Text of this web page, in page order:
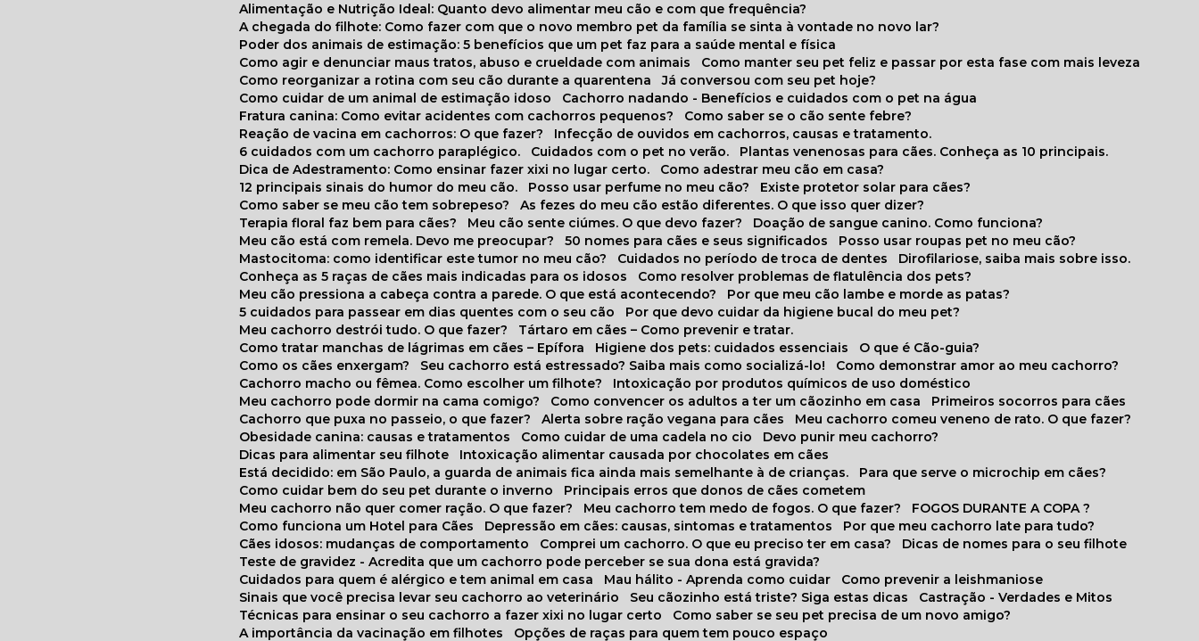
Alimentação e Nutrição Ideal: Quanto devo alimentar meu cão e com que frequência?
A chegada do filhote: Como fazer com que o novo membro pet da família se sinta à vontade no novo lar?
Poder dos animais de estimação: 5 benefícios que um pet faz para a saúde mental e física
Como agir e denunciar maus tratos, abuso e crueldade com animais
Como manter seu pet feliz e passar por esta fase com mais leveza
Como reorganizar a rotina com seu cão durante a quarentena
Já conversou com seu pet hoje?
Como cuidar de um animal de estimação idoso
Cachorro nadando - Benefícios e cuidados com o pet na água
Fratura canina: Como evitar acidentes com cachorros pequenos?
Como saber se o cão sente febre?
Reação de vacina em cachorros: O que fazer?
Infecção de ouvidos em cachorros, causas e tratamento.
6 cuidados com um cachorro paraplégico.
Cuidados com o pet no verão.
Plantas venenosas para cães. Conheça as 10 principais.
Dica de Adestramento: Como ensinar fazer xixi no lugar certo.
Como adestrar meu cão em casa?
12 principais sinais do humor do meu cão.
Posso usar perfume no meu cão?
Existe protetor solar para cães?
Como saber se meu cão tem sobrepeso?
As fezes do meu cão estão diferentes. O que isso quer dizer?
Terapia floral faz bem para cães?
Meu cão sente ciúmes. O que devo fazer?
Doação de sangue canino. Como funciona?
Meu cão está com remela. Devo me preocupar?
50 nomes para cães e seus significados
Posso usar roupas pet no meu cão?
Mastocitoma: como identificar este tumor no meu cão?
Cuidados no período de troca de dentes
Dirofilariose, saiba mais sobre isso.
Conheça as 5 raças de cães mais indicadas para os idosos
Como resolver problemas de flatulência dos pets?
Meu cão pressiona a cabeça contra a parede. O que está acontecendo?
Por que meu cão lambe e morde as patas?
5 cuidados para passear em dias quentes com o seu cão
Por que devo cuidar da higiene bucal do meu pet?
Meu cachorro destrói tudo. O que fazer?
Tártaro em cães – Como prevenir e tratar.
Como tratar manchas de lágrimas em cães – Epífora
Higiene dos pets: cuidados essenciais
O que é Cão-guia?
Como os cães enxergam?
Seu cachorro está estressado? Saiba mais como socializá-lo!
Como demonstrar amor ao meu cachorro?
Cachorro macho ou fêmea. Como escolher um filhote?
Intoxicação por produtos químicos de uso doméstico
Meu cachorro pode dormir na cama comigo?
Como convencer os adultos a ter um cãozinho em casa
Primeiros socorros para cães
Cachorro que puxa no passeio, o que fazer?
Alerta sobre ração vegana para cães
Meu cachorro comeu veneno de rato. O que fazer?
Obesidade canina: causas e tratamentos
Como cuidar de uma cadela no cio
Devo punir meu cachorro?
Dicas para alimentar seu filhote
Intoxicação alimentar causada por chocolates em cães
Está decidido: em São Paulo, a guarda de animais fica ainda mais semelhante à de crianças.
Para que serve o microchip em cães?
Como cuidar bem do seu pet durante o inverno
Principais erros que donos de cães cometem
Meu cachorro não quer comer ração. O que fazer?
Meu cachorro tem medo de fogos. O que fazer?
FOGOS DURANTE A COPA ?
Como funciona um Hotel para Cães
Depressão em cães: causas, sintomas e tratamentos
Por que meu cachorro late para tudo?
Cães idosos: mudanças de comportamento
Comprei um cachorro. O que eu preciso ter em casa?
Dicas de nomes para o seu filhote
Teste de gravidez - Acredita que um cachorro pode perceber se sua dona está gravida?
Cuidados para quem é alérgico e tem animal em casa
Mau hálito - Aprenda como cuidar
Como prevenir a leishmaniose
Sinais que você precisa levar seu cachorro ao veterinário
Seu cãozinho está triste? Siga estas dicas
Castração - Verdades e Mitos
Técnicas para ensinar o seu cachorro a fazer xixi no lugar certo
Como saber se seu pet precisa de um novo amigo?
A importância da vacinação em filhotes
Opções de raças para quem tem pouco espaço